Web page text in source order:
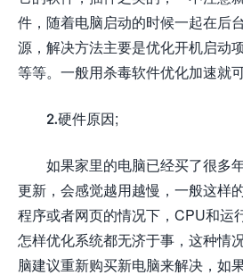
件，随着电脑启动的时候一起在后
源，解决方法主要是优化开机启动
等等。一般用杀毒软件优化加速就可
2.硬件原因;
如果家里的电脑已经买了很多
更新，会感觉越用越慢，一般这样
程序或者网页的情况下，CPU和运
怎样优化系统都无济于事，这种情
脑建议重新购买新电脑来解决，如